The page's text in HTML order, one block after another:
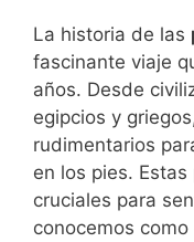
La historia de las
fascinante viaje
años. Desde
egipcios y
rudimentarios
en los pies.
cruciales para
conocemos